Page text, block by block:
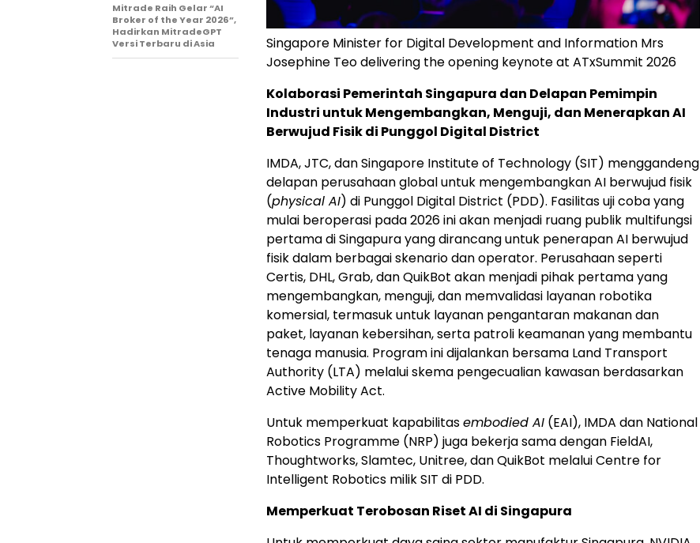
Singapore Minister for Digital Development and Information Mrs
Josephine Teo delivering the opening keynote at ATxSummit 2026
Kolaborasi Pemerintah Singapura dan Delapan Pemimpin
Industri untuk Mengembangkan, Menguji, dan Menerapkan AI
Berwujud Fisik di Punggol Digital District
IMDA, JTC, dan Singapore Institute of Technology (SIT) menggandeng
delapan perusahaan global untuk mengembangkan AI berwujud fisik
(physical AI) di Punggol Digital District (PDD). Fasilitas uji coba yang
mulai beroperasi pada 2026 ini akan menjadi ruang publik multifungsi
pertama di Singapura yang dirancang untuk penerapan AI berwujud
fisik dalam berbagai skenario dan operator. Perusahaan seperti
Certis, DHL, Grab, dan QuikBot akan menjadi pihak pertama yang
mengembangkan, menguji, dan memvalidasi layanan robotika
komersial, termasuk untuk layanan pengantaran makanan dan
paket, layanan kebersihan, serta patroli keamanan yang membantu
tenaga manusia. Program ini dijalankan bersama Land Transport
Authority (LTA) melalui skema pengecualian kawasan berdasarkan
Active Mobility Act.
Untuk memperkuat kapabilitasembodied AI (EAI), IMDA dan National
Robotics Programme (NRP) juga bekerja sama dengan FieldAI,
Thoughtworks, Slamtec, Unitree, dan QuikBot melalui Centre for
Intelligent Robotics milik SIT di PDD.
Memperkuat Terobosan Riset AI di Singapura
Mitrade Raih Gelar “AI
Broker of the Year 2026”,
Hadirkan MitradeGPT
Versi Terbaru di Asia